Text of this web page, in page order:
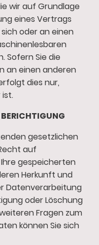
wir auf Grundlage
eines Vertrags
oder an einen
Sofern Sie die
an einen anderen
dies nur,
gesetzlichen
auf
gespeicherten
Herkunft und
Datenverarbeitung
oder Löschung
Fragen zum
können Sie sich